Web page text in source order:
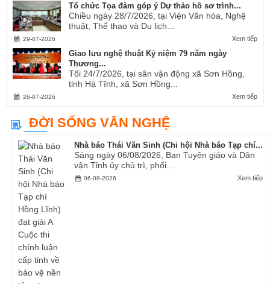
Tổ chức Tọa đàm góp ý Dự thảo hồ sơ trình...
Chiều ngày 28/7/2026, tại Viện Văn hóa, Nghệ
thuật, Thể thao và Du lịch...
Xem tiếp
29-07-2026
Giao lưu nghệ thuật Kỷ niệm 79 năm ngày
Thương...
Tối 24/7/2026, tại sân vận động xã Sơn Hồng,
tỉnh Hà Tĩnh, xã Sơn Hồng...
Xem tiếp
26-07-2026
ĐỜI SỐNG VĂN NGHỆ
Nhà báo Thái Văn Sinh (Chi hội Nhà báo Tạp chí...
Sáng ngày 06/08/2026, Ban Tuyên giáo và Dân
vận Tỉnh ủy chủ trì, phối...
Xem tiếp
06-08-2026